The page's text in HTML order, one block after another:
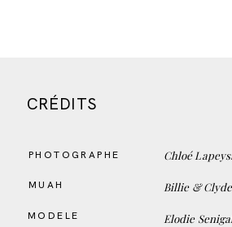
PHOTOGRAPHE
MUAH
MODELE
CRÉDITS
Billie & Clyde
Elodie
Chloé